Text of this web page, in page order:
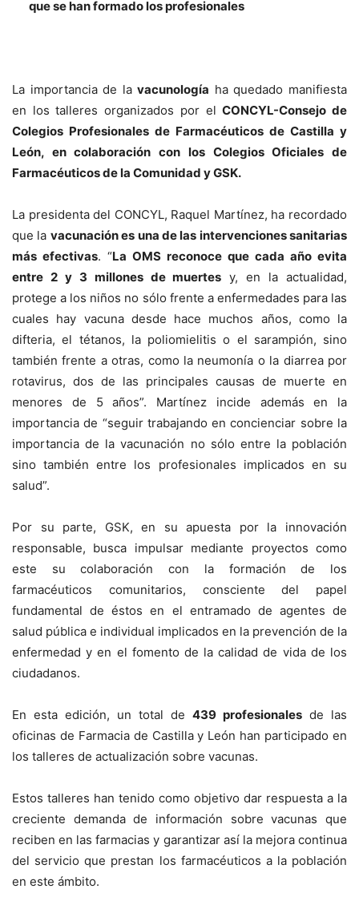
que se han formado los profesionales
La importancia de lavacunología ha quedado manifiesta
en los talleres organizados por elCONCYL-Consejo de
Colegios Profesionales de Farmacéuticos de Castilla y
León, en colaboración con los Colegios Oficiales de
Farmacéuticos de la Comunidad y GSK.
La presidenta del CONCYL, Raquel Martínez, ha recordado
que la vacunación es una de las intervenciones sanitarias
más efectivas. “La OMS reconoce que cada año evita
entre 2 y 3 millones de muertes y, en la actualidad,
protege a los niños no sólo frente a enfermedades para las
cuales hay vacuna desde hace muchos años, como la
difteria, el tétanos, la poliomielitis o el sarampión, sino
también frente a otras, como la neumonía o la diarrea por
rotavirus, dos de las principales causas de muerte en
menores de 5 años”. Martínez incide además en la
importancia de “seguir trabajando en concienciar sobre la
importancia de la vacunación no sólo entre la población
sino también entre los profesionales implicados en su
salud”.
Por su parte, GSK, en su apuesta por la innovación
responsable, busca impulsar mediante proyectos como
este su colaboración con la formación de los
farmacéuticos comunitarios, consciente del papel
fundamental de éstos en el entramado de agentes de
salud pública e individual implicados en la prevención de la
enfermedad y en el fomento de la calidad de vida de los
ciudadanos.
En esta edición, un total de 439 profesionales de las
oficinas de Farmacia de Castilla y León han participado en
los talleres de actualización sobre vacunas.
Estos talleres han tenido como objetivo dar respuesta a la
creciente demanda de información sobre vacunas que
reciben en las farmacias y garantizar así la mejora continua
del servicio que prestan los farmacéuticos a la población
en este ámbito.